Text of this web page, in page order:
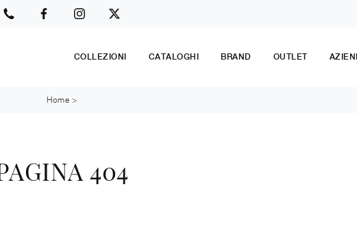
COLLEZIONI CATALOGHI BRAND OUTLET
Home >
404